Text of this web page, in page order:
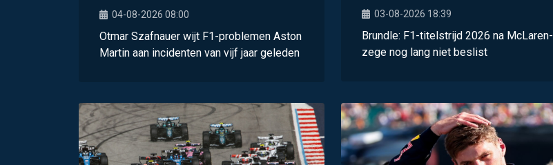
04-08-2026 08:00
Otmar Szafnauer wijt F1-problemen Aston
Martin aan incidenten van vijf jaar geleden
03-08-2026 18:39
Brundle: F1-titelstrijd 2026 na McLaren-
zege nog lang niet beslist